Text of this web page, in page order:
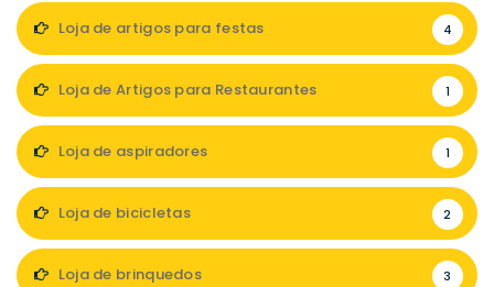
Loja de artigos para festas 4
Loja de Artigos para Restaurantes 1
Loja de aspiradores 1
Loja de bicicletas 2
Loja de brinquedos 3